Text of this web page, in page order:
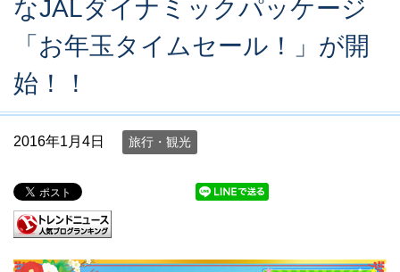
なJALダイナミックパッケージ
「お年玉タイムセール！」が開
始！！
2016年1月4日 旅行・観光